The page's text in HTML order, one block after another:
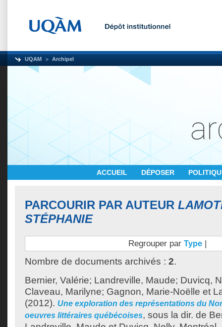
UQAM Archipel
ACCUEIL DÉPOSER
PARCOURIR PAR AUTEUR
STÉPHANIE
Regrouper par Type |
Nombre de documents archivés : 2.
Bernier, Valérie; Landreville, Maude; Duvicq,
Claveau, Marilyne; Gagnon, Marie-Noëlle et
(2012). Une exploration des représentations du
oeuvres littéraires québécoises, sous la dir. de